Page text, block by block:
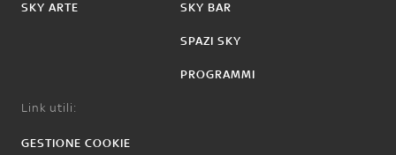
SKY ARTE SKY BAR
SPAZI SKY
PROGRAMMI
Link utili:
GESTIONE COOKIE